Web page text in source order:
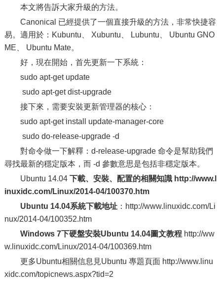
本文將告訴大家升級的方法。
Canonical 已經提供了一個直接升級的方法，非常快捷容
易。適用於：Kubuntu、 Xubuntu、 Lubuntu、 Ubuntu GNO
ME、 Ubuntu Mate。
好，現在開始，首先更新一下系統：
sudo apt-get update
sudo apt-get dist-upgrade
接下來，需要安裝更新管理器的核心：
sudo apt-get install update-manager-core
sudo do-release-upgrade -d
對命令做一下解釋：d-release-upgrade 命令是幫助我們
尋找最新的穩定版本，而 -d 參數意思是包括非穩定版本。
Ubuntu 14.04下載、安裝、配置的相關知識 http://www.l
inuxidc.com/Linux/2014-04/100370.htm
Ubuntu 14.04系統下載地址：http://www.linuxidc.com/Li
nux/2014-04/100352.htm
Windows 7下硬盤安裝Ubuntu 14.04圖文教程http://ww
w.linuxidc.com/Linux/2014-04/100369.htm
更多Ubuntu相關信息見Ubuntu 專題頁面 http://www.linu
xidc.com/topicnews.aspx?tid=2